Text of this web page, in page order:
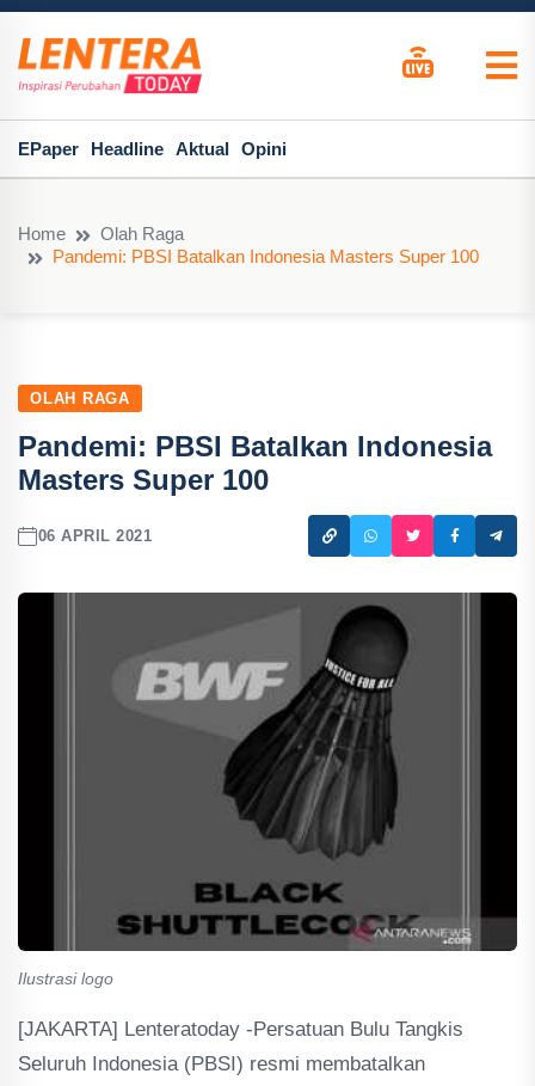
EPaper Headline Aktual Opini
Home
Olah Raga
Pandemi: PBSI Batalkan Indonesia Masters Super 100
OLAH RAGA
Pandemi: PBSI Batalkan Indonesia
Masters Super 100
06 APRIL 2021
Ilustrasi logo
[JAKARTA] Lenteratoday -Persatuan Bulu Tangkis
Seluruh Indonesia (PBSI) resmi membatalkan